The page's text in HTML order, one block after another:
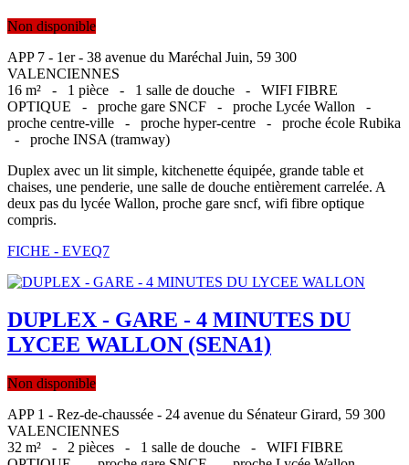
Non disponible
APP 7 - 1er - 38 avenue du Maréchal Juin, 59 300
VALENCIENNES
16 m² - 1 pièce - 1 salle de douche - WIFI FIBRE
OPTIQUE - proche gare SNCF - proche Lycée Wallon -
proche centre-ville - proche hyper-centre - proche école Rubika
- proche INSA (tramway)
Duplex avec un lit simple, kitchenette équipée, grande table et
chaises, une penderie, une salle de douche entièrement carrelée. A
deux pas du lycée Wallon, proche gare sncf, wifi fibre optique
compris.
FICHE - EVEQ7
DUPLEX - GARE - 4 MINUTES DU
LYCEE WALLON (SENA1)
Non disponible
APP 1 - Rez-de-chaussée - 24 avenue du Sénateur Girard, 59 300
VALENCIENNES
32 m² - 2 pièces - 1 salle de douche - WIFI FIBRE